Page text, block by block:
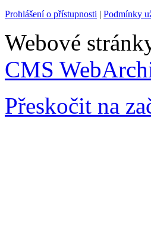
Prohlášení o přístupnosti | Podmínky
Webové
CMS
Přeskočit na